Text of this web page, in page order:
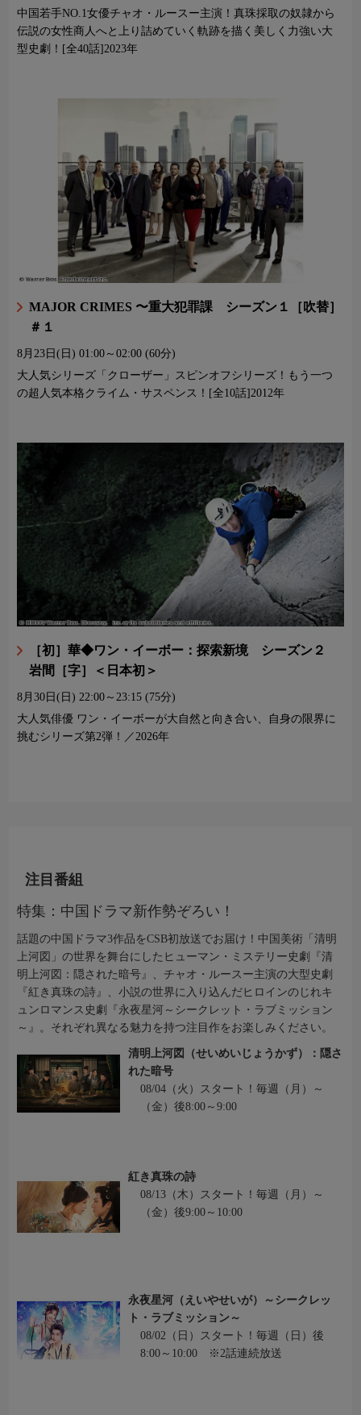
中国若手NO.1女優チャオ・ルースー主演！真珠採取の奴隷から
伝説の女性商人へと上り詰めていく軌跡を描く美しく力強い大
型史劇！[全40話]2023年
MAJOR CRIMES 〜重大犯罪課 シーズン１［吹替］
＃１
8月23日(日)01:00～02:00 (60分)
大人気シリーズ「クローザー」スピンオフシリーズ！もう一つ
の超人気本格クライム・サスペンス！[全10話]2012年
［初］華◆ワン・イーボー：探索新境 シーズン２
岩間［字］＜日本初＞
8月30日(日) 22:00～23:15 (75分)
大人気俳優 ワン・イーボーが大自然と向き合い、自身の限界に
挑むシリーズ第2弾！／2026年
注目番組
特集：中国ドラマ新作勢ぞろい！
話題の中国ドラマ3作品をCSB初放送でお届け！中国美術「清明
上河図」の世界を舞台にしたヒューマン・ミステリー史劇『清
明上河図：隠された暗号』、チャオ・ルースー主演の大型史劇
『紅き真珠の詩』、小説の世界に入り込んだヒロインのじれキ
ュンロマンス史劇『永夜星河～シークレット・ラブミッション
～』。それぞれ異なる魅力を持つ注目作をお楽しみください。
清明上河図（せいめいじょうかず）：隠さ
れた暗号
08/04（火）スタート！毎週（月）～
（金）後8:00～9:00
紅き真珠の詩
08/13（木）スタート！毎週（月）～
（金）後9:00～10:00
永夜星河（えいやせいが）～シークレッ
ト・ラブミッション～
08/02（日）スタート！毎週（日）後
8:00～10:00 ※2話連続放送